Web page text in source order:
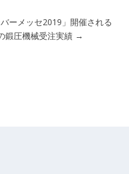
バーメッセ2019」開催される
鍛圧機械受注実績 →